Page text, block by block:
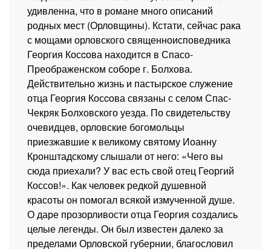
удивленна, что в романе много описаний
родных мест (Орловщины). Кстати, сейчас рака
с мощами орловского священноисповедника
Георгия Косcова находится в Спасо-
Преображенском соборе г. Болхова.
Действительно жизнь и пастырское служение
отца Георгия Косcова связаны с селом Спас-
Чекряк Болховского уезда. По свидетельству
очевидцев, орловские богомольцы
приезжавшие к великому святому Иоанну
Кронштадскому слышали от него: «Чего вы
сюда приехали? У вас есть свой отец Георгий
Коссов!». Как человек редкой душевной
красоты он помогал всякой измученной душе.
О даре прозорливости отца Георгия создались
целые легенды. Он был известен далеко за
пределами Орловской губернии, благословил